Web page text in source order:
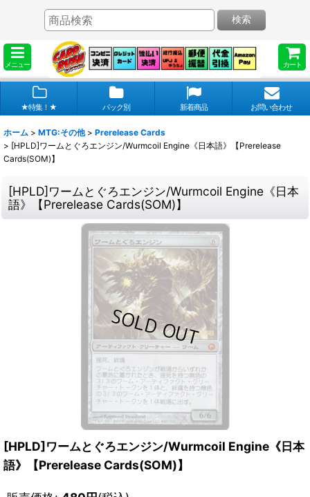
メニュー カート
検索
★特集！★ パック別 新着商品 お問い合わせ
ホーム > MTG:その他 > Prerelease Cards
> [HPLD]ワームとぐろエンジン/Wurmcoil Engine《日本語》【Prerelease
Cards(SOM)】
[HPLD]ワームとぐろエンジン/Wurmcoil Engine《日本
語》【Prerelease Cards(SOM)】
[HPLD]ワームとぐろエンジン/Wurmcoil Engine《日本
語》【Prerelease Cards(SOM)】